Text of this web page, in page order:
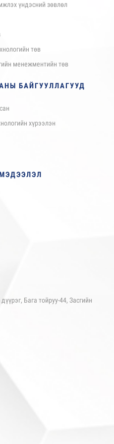
үндэсний зөвлөл
төв
менежментийн төв
БАЙГУУЛЛАГУУД
хүрээлэн
Бага тойруу-44, Засгийн